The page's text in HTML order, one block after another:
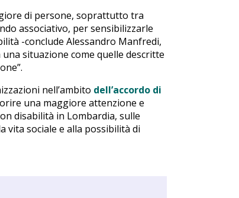
di persone, soprattutto tra
associativo, per sensibilizzarle
-conclude Alessandro Manfredi,
situazione come quelle descritte
nell’ambito dell’accordo di
una maggiore attenzione e
disabilità in Lombardia, sulle
vita sociale e alla possibilità di